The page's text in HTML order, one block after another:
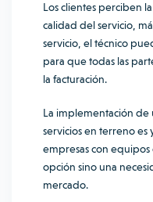
Los clientes perciben
calidad del servicio,
servicio, el técnico
para que todas las
la facturación.
La implementación de
servicios en terreno es
empresas con equipos
opción sino una
mercado.